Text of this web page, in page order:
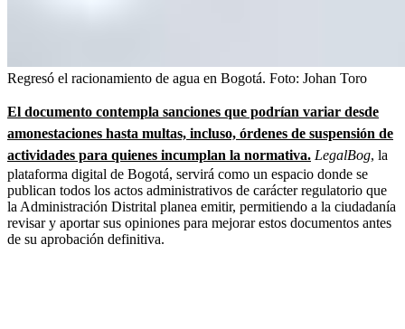
Regresó el racionamiento de agua en Bogotá. Foto: Johan Toro
El documento contempla sanciones que podrían variar desde
amonestaciones hasta multas, incluso, órdenes de suspensión de
actividades para quienes incumplan la normativa. LegalBog, la
plataforma digital de Bogotá, servirá como un espacio donde se
publican todos los actos administrativos de carácter regulatorio que
la Administración Distrital planea emitir, permitiendo a la ciudadanía
revisar y aportar sus opiniones para mejorar estos documentos antes
de su aprobación definitiva.